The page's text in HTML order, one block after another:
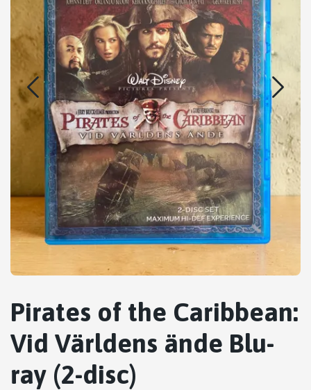
Pirates of the Caribbean:
Vid Världens ände Blu-
ray (2-disc)